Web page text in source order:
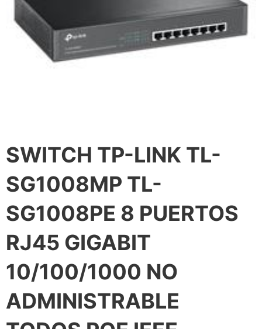
SWITCH TP-LINK TL-
SG1008MP TL-
SG1008PE 8 PUERTOS
RJ45 GIGABIT
10/100/1000 NO
ADMINISTRABLE